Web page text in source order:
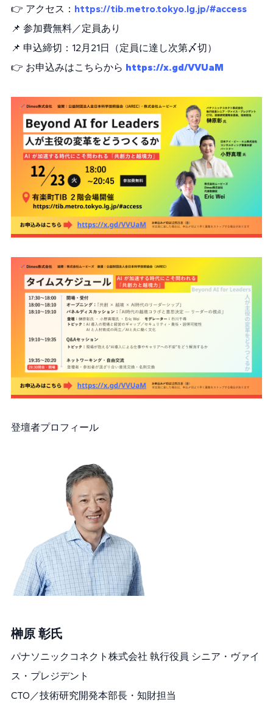
👉 アクセス： https://tib.metro.tokyo.lg.jp/#access
📌 参加費無料／定員あり
📌 申込締切：12月21日（定員に達し次第〆切）
👉 お申込みはこちらから https://x.gd/VVUaM
登壇者プロフィール
榊原 彰氏
パナソニックコネクト株式会社 執行役員 シニア・ヴァイ
ス・プレジデント
CTO／技術研究開発本部長・知財担当